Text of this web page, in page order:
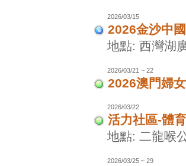
2026/03/15
2026金沙中
地點: 西灣湖
2026/03/21 ~ 22
2026澳門婦
2026/03/22
活力社區-體
地點: 二龍喉
2026/03/25 ~ 29